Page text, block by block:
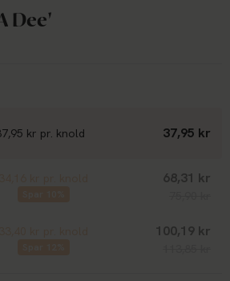
Dee'
kr pr. knold 37,95 kr
68,31 kr
100,19 kr